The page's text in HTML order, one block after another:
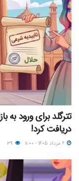
تترگلد برای ورود به
دریافت کرد!